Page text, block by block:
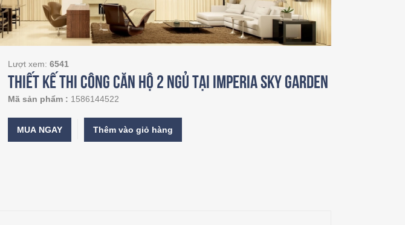
Lượt xem: 6541
Thiết kế thi công căn hộ 2 ngủ tại Imperia Sky Garden
Mã sản phẩm : 1586144522
MUA NGAY